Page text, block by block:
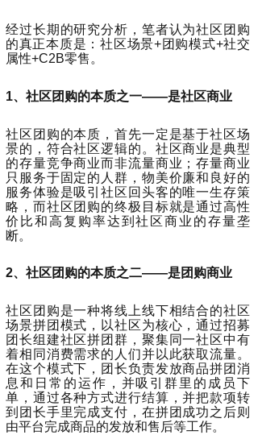
经过长期的研究分析，笔者认为社区团购
的真正本质是：社区场景+团购模式+社交
属性+C2B零售。
1、社区团购的本质之一——是社区商业
社区团购的本质，首先一定是基于社区场
景的，符合社区逻辑的。社区商业是典型
的存量竞争商业而非流量商业；存量商业
只服务于固定的人群，物美价廉和良好的
服务体验是吸引社区回头客的唯一生存策
略，而社区团购的终极目标就是通过高性
价比和高复购率达到社区商业的存量垄
断。
2、社区团购的本质之二——是团购商业
社区团购是一种将线上线下相结合的社区
场景拼团模式，以社区为核心，通过招募
团长组建社区拼团群，聚集同一社区中有
着相同消费需求的人们并以此获取流量。
在这个模式下，团长负责发放商品拼团消
息和日常的运作，并吸引群里的成员下
单，通过各种方式进行结算，并把款项转
到团长手里完成支付，在拼团成功之后则
由平台完成商品的发放和售后等工作。